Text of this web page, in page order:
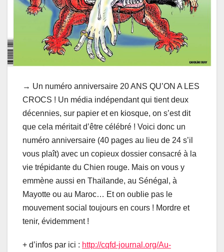
→ Un numéro anniversaire 20 ANS QU’ON A LES
CROCS ! Un média indépendant qui tient deux
décennies, sur papier et en kiosque, on s’est dit
que cela méritait d’être célébré ! Voici donc un
numéro anniversaire (40 pages au lieu de 24 s’il
vous plaît) avec un copieux dossier consacré à la
vie trépidante du Chien rouge. Mais on vous y
emmène aussi en Thaïlande, au Sénégal, à
Mayotte ou au Maroc… Et on oublie pas le
mouvement social toujours en cours ! Mordre et
tenir, évidemment !
+ d’infos par ici : http://cqfd-journal.org/Au-